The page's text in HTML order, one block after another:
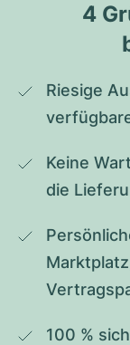
4
Riesige
Keine
die
100 %